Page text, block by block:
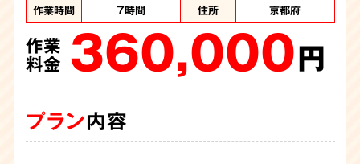
作業時間
7時間 住所 京都府
作業
料金 360,000円
プラン内容
住所
京都府 作業項目
大量の不用品回収、
2トントラック1台、
パッカー車2台
作業 350,000
プラン内容
住所
京都 作業項目 大量の不用品回収
作業
料金 270,000円
プラン内容
作業時間
4時間 住所 京都府
作業
料金 150,000円
プラン内容
住所
京都府 作業項目
汚染か所清掃、汚染
か所撤去、大量の不
用品処分、遺品整理
料金 480,000
住所
京都府 作業項目
大量の不用品処
分 2トントラック1
台、パッカー車2台
分の処分
料金 350,000
住所
京都 住所 大量の不用品回収
作業
料金 400,000円
プラン内容
住所
京都府 作業項目 大量の不用品回収
作業
料金 187,000円
プラン内容
住所
京都 作業項目 大量の不用品回収
作業
料金 120,000円
プラン内容
住所
京都府 作業項目
大量の不用品回収
（2トントラック1台、
パッカー車１台）、ハ
ウスクリーニング
料金 225,000